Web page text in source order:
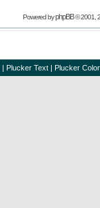
Powered byphpBB© 2001,
| Plucker Text | Plucker Color